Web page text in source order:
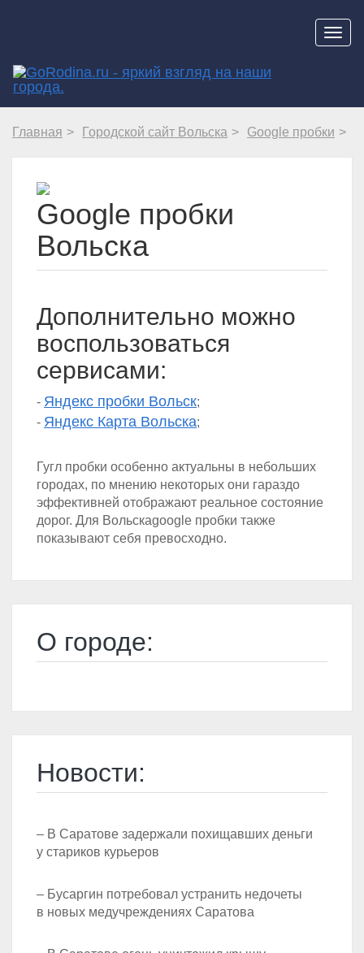
Главная Городской сайт Вольска Google пробки
Google пробки
Вольска
Дополнительно можно
воспользоваться
сервисами:
- Яндекс пробки Вольск;
- Яндекс Карта Вольска;
Гугл пробки особенно актуальны в небольших
городах, по мнению некоторых они гараздо
эффективней отображают реальное состояние
дорог. Для Вольскаgoogle пробки также
показывают себя превосходно.
О городе:
Новости:
– В Саратове задержали похищавших деньги
у стариков курьеров
– Бусаргин потребовал устранить недочеты
в новых медучреждениях Саратова